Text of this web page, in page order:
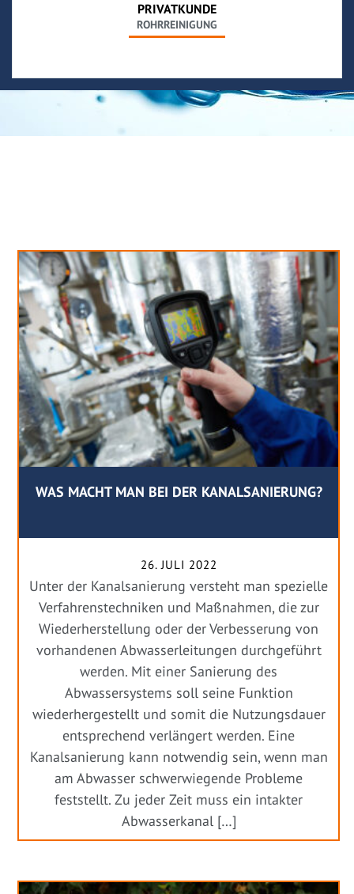
PRIVATKUNDE
ROHRREINIGUNG
WAS MACHT MAN BEI DER KANALSANIERUNG?
26. JULI 2022
Unter der Kanalsanierung versteht man spezielle
Verfahrenstechniken und Maßnahmen, die zur
Wiederherstellung oder der Verbesserung von
vorhandenen Abwasserleitungen durchgeführt
werden. Mit einer Sanierung des
Abwassersystems soll seine Funktion
wiederhergestellt und somit die Nutzungsdauer
entsprechend verlängert werden. Eine
Kanalsanierung kann notwendig sein, wenn man
am Abwasser schwerwiegende Probleme
feststellt. Zu jeder Zeit muss ein intakter
Abwasserkanal […]